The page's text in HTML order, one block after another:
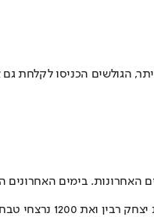
בימים האחרונים
טבח 7 באוקטובר.